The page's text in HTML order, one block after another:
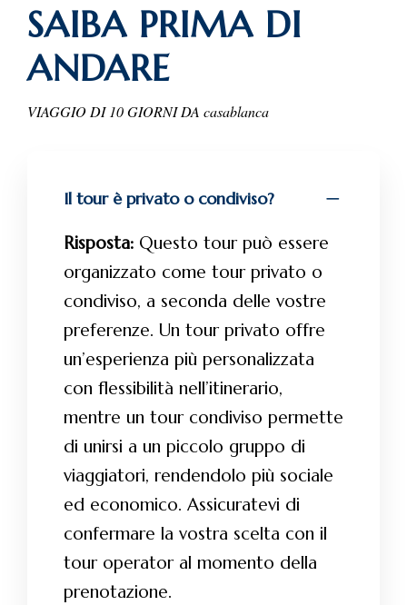
SAIBA PRIMA DI
ANDARE
VIAGGIO DI 10 GIORNI DA casablanca
Il tour è privato o condiviso?
Risposta: Questo tour può essere
organizzato come tour privato o
condiviso, a seconda delle vostre
preferenze. Un tour privato offre
un’esperienza più personalizzata
con flessibilità nell’itinerario,
mentre un tour condiviso permette
di unirsi a un piccolo gruppo di
viaggiatori, rendendolo più sociale
ed economico. Assicuratevi di
confermare la vostra scelta con il
tour operator al momento della
prenotazione.